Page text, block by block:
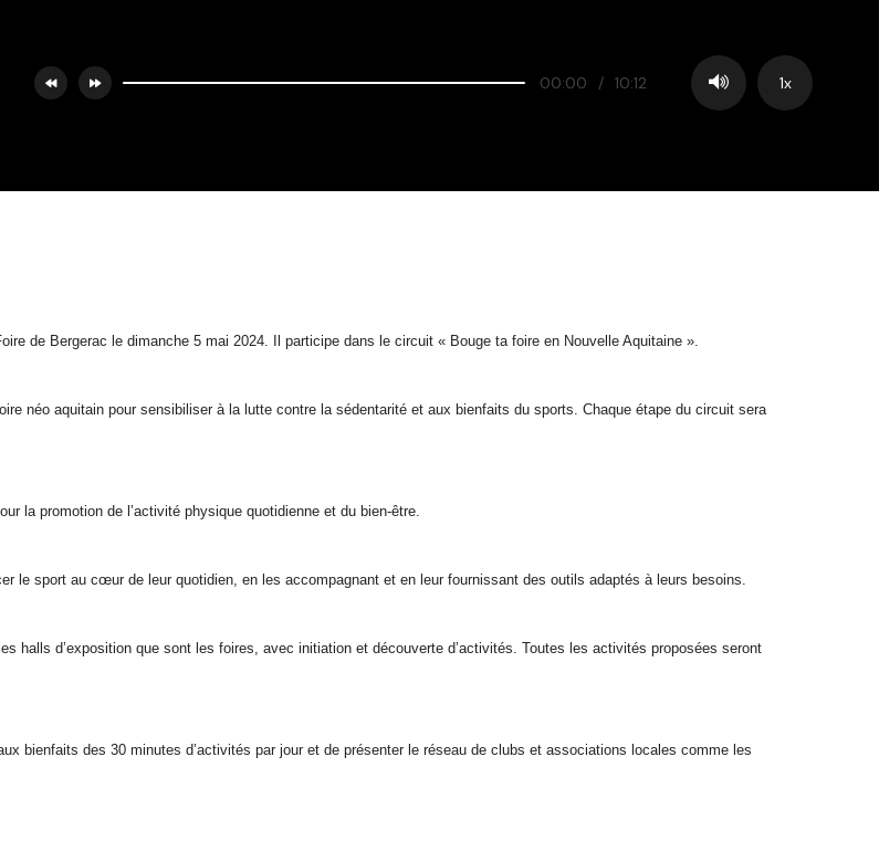
00:00 / 10:12 1x
de Bergerac le dimanche 5 mai 2024. Il participe dans le circuit « Bouge ta foire en Nouvelle Aquitaine ».
néo aquitain pour sensibiliser à la lutte contre la sédentarité et aux bienfaits du sports. Chaque étape du circuit sera
la promotion de l’activité physique quotidienne et du bien-être.
le sport au cœur de leur quotidien, en les accompagnant et en leur fournissant des outils adaptés à leurs besoins.
halls d’exposition que sont les foires, avec initiation et découverte d’activités. Toutes les activités proposées seront
bienfaits des 30 minutes d’activités par jour et de présenter le réseau de clubs et associations locales comme les